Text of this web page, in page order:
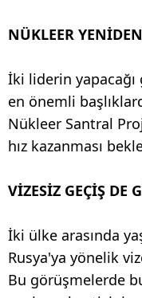
NÜKLEER
İki liderin
en önemli
Nükleer Santral
hız kazanması
VİZESİZ GEÇİŞ DE
İki ülke arasında
Rusya'ya yönelik
Bu görüşmelerde